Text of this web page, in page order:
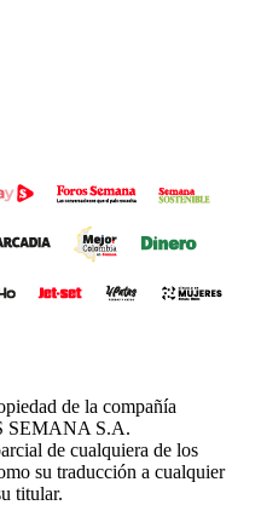
de la compañía
SEMANA S.A.
de cualquiera de los
su traducción a cualquier
titular.